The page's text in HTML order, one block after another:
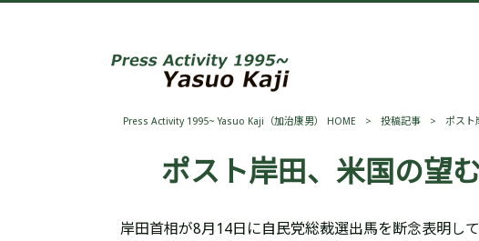
Press Activity 1995~ Yasuo Kaji（加治康男） HOME > 投稿記事 > ポスト
ポスト岸田、米国の望
岸田首相が8月14日に自民党総裁選出馬を断念表明し